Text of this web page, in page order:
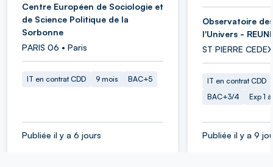
Centre Européen de Sociologie et
de Science Politique de la
Sorbonne
PARIS 06 • Paris
IT en contrat CDD 9 mois BAC+5
Publiée il y a 6 jours
Observatoire
l'Univers -
ST PIERRE
IT en contrat CDD
BAC+3/4
Exp 1
Publiée il y a 9